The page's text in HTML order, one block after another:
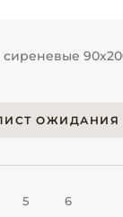
ОЖИДАНИЯ
5 6